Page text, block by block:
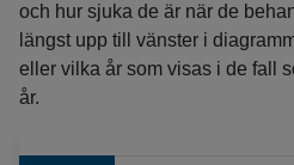
och hur sjuka de är när de
längst upp till vänster i
eller vilka år som visas i de fall
år.